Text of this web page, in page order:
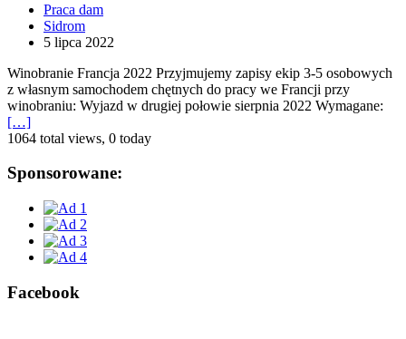
Praca dam
Sidrom
5 lipca 2022
Winobranie Francja 2022 Przyjmujemy zapisy ekip 3-5 osobowych
z własnym samochodem chętnych do pracy we Francji przy
winobraniu: Wyjazd w drugiej połowie sierpnia 2022 Wymagane:
[…]
1064 total views, 0 today
Sponsorowane:
Facebook